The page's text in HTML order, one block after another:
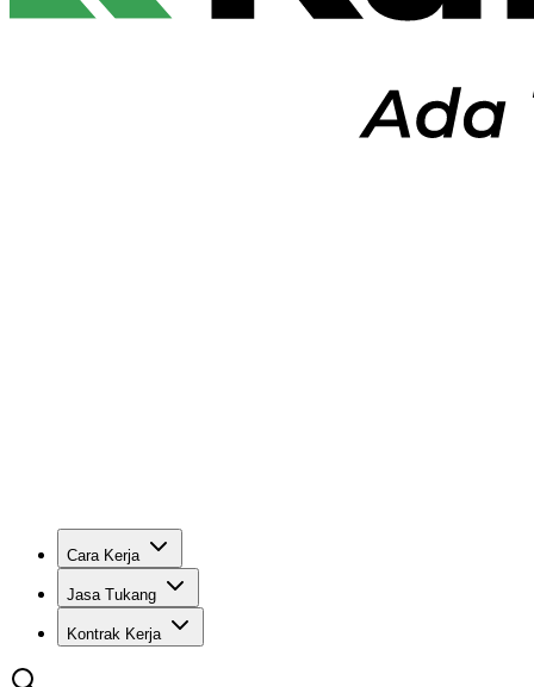
Cara Kerja
Jasa Tukang
Kontrak Kerja